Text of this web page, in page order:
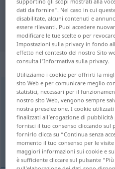
"Epidemie"
"Epidemie"
„Epidemie“:
Epidemie f <Epidemie;-n>
Panoramica di tutte le
(Fai clic sulla/Tocca traduzione
salgın hastalık
dati da fornire". Nel caso in cui
disabilitate, alcuni contenuti e
essere rilevanti. Puoi accedere
modificare le tue scelte o per
Impostazioni sulla privacy in fondo
effetto nel contesto del nostro Sito
consulta l'Informativa sulla privacy.
Utilizziamo i cookie per offrirti la
sito Web e per comunicare meglio
statistici, necessari per il
nostro sito Web, vengono sempre
nostra preselezione. I cookie
finalizzati all’erogazione di
fornisci il tuo consenso cliccando sul
fornirlo clicca su “Continua senza
momento il tuo consenso per le
maggiori informazioni sui cookie e
è sufficiente cliccare sul pulsante